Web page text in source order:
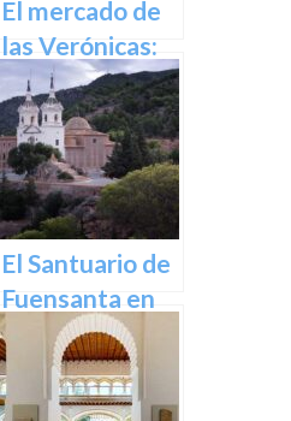
El mercado de
las Verónicas:
descubre el
mercado más
emblemático
de Murcia
El Santuario de
Fuensanta en
Murcia: Un
Lugar de
Devoción y